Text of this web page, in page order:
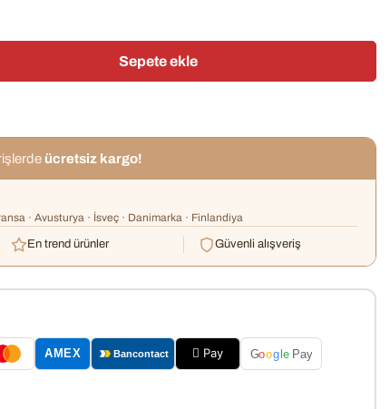
Sepete ekle
ücretsiz kargo!
· Avusturya · İsveç · Danimarka · Finlandiya
En trend ürünler Güvenli alışveriş
AMEX Bancontact  Pay Google Pay